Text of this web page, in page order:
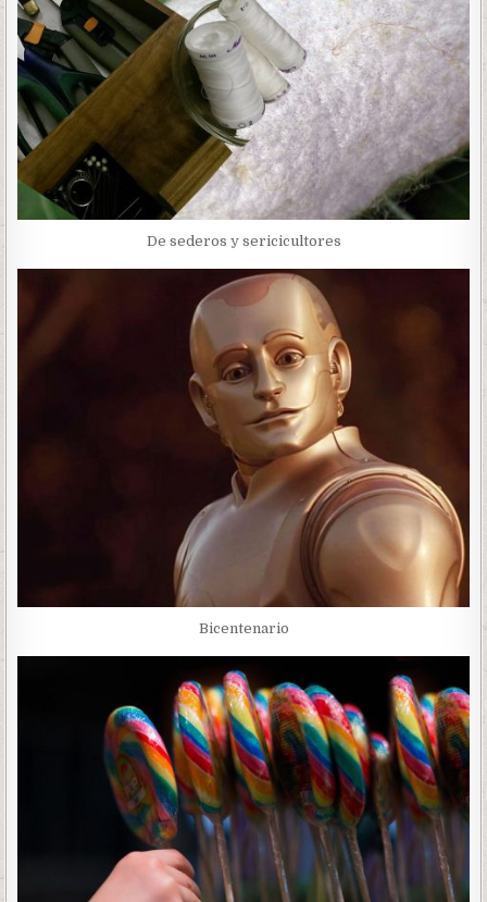
De sederos y sericicultores
Bicentenario